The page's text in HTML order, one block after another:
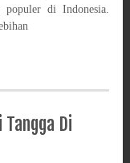
populer di Indonesia.
Di